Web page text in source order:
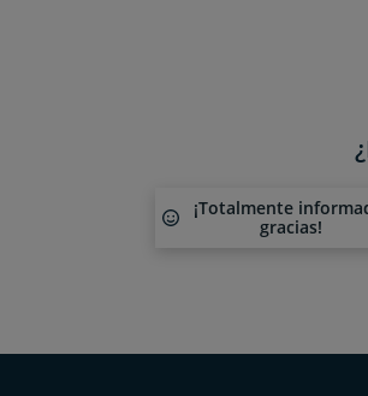
¡Totalmente
gracias!